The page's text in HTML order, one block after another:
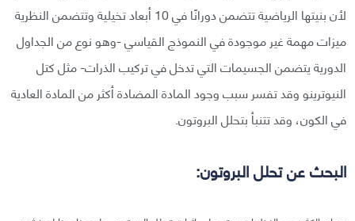
لأن بنيتها الرياضية تتضمن دورانًا في 10 أبعاد تخيلية وتتضمن النظرية
ميزات مهمة غير موجودة في النموذج القياسي -وهو نوع من الجداول
الدورية يتضمن الجسيمات التي تدخل في تركيب الذرات- مثل كتل
النيوترينو وقد تفسر سبب وجود المادة المضادة أكثر من المادة العادية
في الكون، وقد تتنبأ بتحلل البروتون.
البحث عن تحلل البروتون: